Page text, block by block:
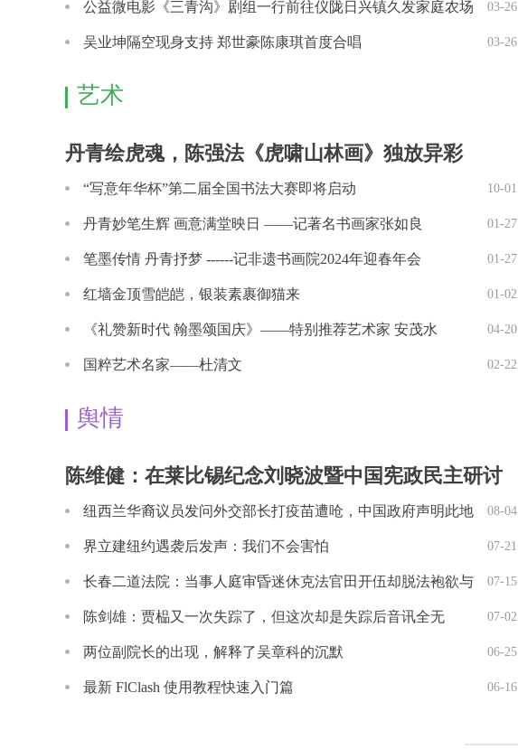
03-26
公益微电影《三青沟》剧组一行前往仪陇日兴镇久发家庭农场
采 03-26
吴业坤隔空现身支持 郑世豪陈康琪首度合唱
艺术
丹青绘虎魂，陈强法《虎啸山林画》独放异彩
10-01
“写意年华杯”第二届全国书法大赛即将启动
01-27
丹青妙笔生辉 画意满堂映日 ——记著名书画家张如良
01-27
笔墨传情 丹青抒梦 ------记非遗书画院2024年迎春年会
01-02
红墙金顶雪皑皑，银装素裹御猫来
04-20
《礼赞新时代 翰墨颂国庆》——特别推荐艺术家 安茂水
02-22
国粹艺术名家——杜清文
舆情
陈维健：在莱比锡纪念刘晓波暨中国宪政民主研讨
会讲话
08-04
纽西兰华裔议员发问外交部长打疫苗遭呛，中国政府声明此地
无 07-21
界立建纽约遇袭后发声：我们不会害怕
07-15
长春二道法院：当事人庭审昏迷休克法官田开伍却脱法袍欲与
家 07-02
陈剑雄：贾榀又一次失踪了，但这次却是失踪后音讯全无
06-25
两位副院长的出现，解释了吴章科的沉默
06-16
最新 FlClash 使用教程快速入门篇